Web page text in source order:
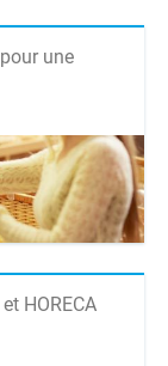
une
HORECA